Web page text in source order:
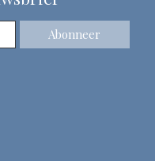
Abonneer